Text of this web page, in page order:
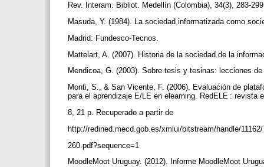
Rev. Interam. Bibliot. Medellín (Colombia), 34(3), 283-
Masuda, Y. (1984). La sociedad informatizada como
Madrid: Fundesco-Tecnos.
Mattelart, A. (2007). Historia de la sociedad de la
Mendicoa, G. (2003). Sobre tesis y tesinas: lecciones
Monti, S., & San Vicente, F. (2006). Evaluación de
para el aprendizaje E/LE en elearning. RedELE :
8, 21 p. Recuperado a partir de
http://redined.mecd.gob.es/xmlui/bitstream/handle/
260.pdf?sequence=1
MoodleMoot Uruguay. (2012). Informe MoodleMoot